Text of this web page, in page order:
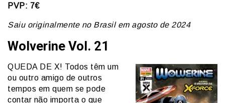
PVP: 7€
Saiu originalmente no Brasil em agosto de 2024
Wolverine Vol. 21
QUEDA DE X! Todos têm um
ou outro amigo de outros
tempos em quem se pode
contar não importa o que